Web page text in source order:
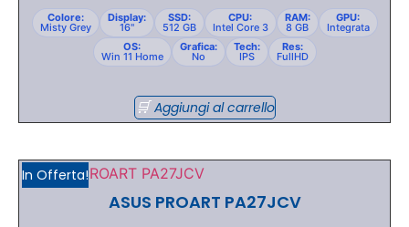
Colore:
Misty Grey
Display:
16"
SSD:
512 GB
CPU:
Intel Core 3
RAM:
8 GB
GPU:
Integrata
OS:
Win 11 Home
Grafica:
No
Tech:
IPS
Res:
FullHD
Aggiungi al carrello
In Offerta!
ASUS PROART PA27JCV